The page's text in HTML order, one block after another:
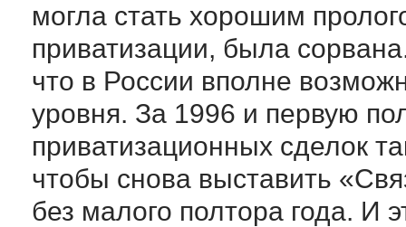
могла стать хорошим
приватизации, была
что в России вполне
уровня. За 1996 и первую
приватизационных сделок
чтобы снова выставить
без малого полтора года. И